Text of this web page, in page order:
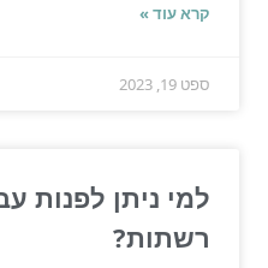
קרא עוד »
ספט 19, 2023
למי ניתן לפנות
רשתות?